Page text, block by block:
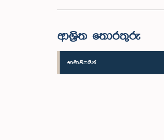
ආශ්‍රිත තොරතුරු
සාමාජිකයින්